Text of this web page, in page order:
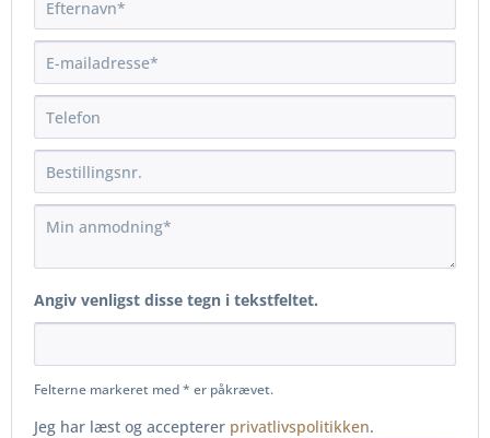
Angiv venligst disse tegn i tekstfeltet.
Felterne markeret med * er påkrævet.
Jeg har læst og accepterer privatlivspolitikken.